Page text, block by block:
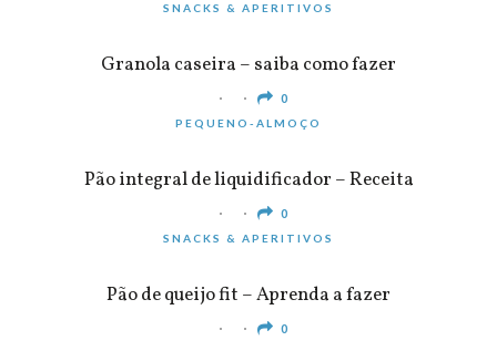
SNACKS & APERITIVOS
Granola caseira – saiba como fazer
0
PEQUENO-ALMOÇO
Pão integral de liquidificador – Receita
0
SNACKS & APERITIVOS
Pão de queijo fit – Aprenda a fazer
0